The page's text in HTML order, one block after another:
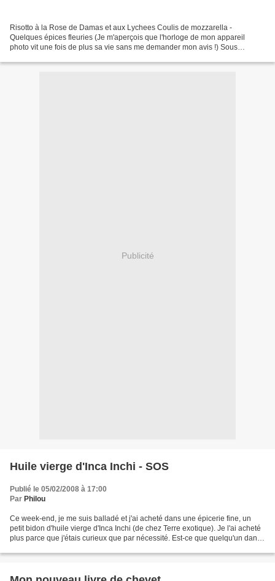
Risotto à la Rose de Damas et aux Lychees Coulis de mozzarella -
Quelques épices fleuries (Je m'aperçois que l'horloge de mon appareil
photo vit une fois de plus sa vie sans me demander mon avis !) Sous
Publicité
Huile vierge d'Inca Inchi - SOS
Publié le 05/02/2008 à 17:00
Par Philou
Ce week-end, je me suis balladé et j'ai acheté dans une épicerie fine, un
petit bidon d'huile vierge d'Inca Inchi (de chez Terre exotique). Je l'ai acheté
plus parce que j'étais curieux que par nécessité. Est-ce que quelqu'un dans